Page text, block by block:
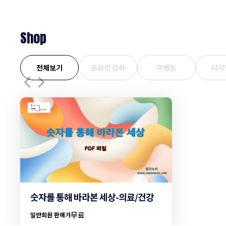
Shop
전체보기 온라인 강좌 이벤트 디
숫자를 통해 바라본 세상-의료/건강
일반회원 판매가무료